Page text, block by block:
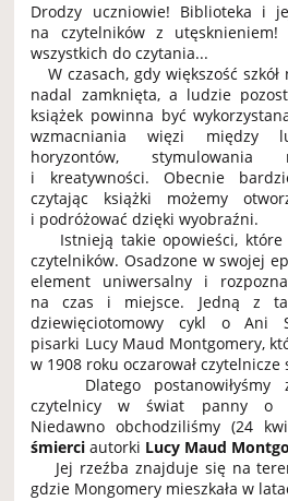
Drodzy uczniowie! Biblioteka i
na czytelników z utęsknieniem!
wszystkich do czytania...
W czasach, gdy większość
nadal zamknięta, a ludzie
książek powinna być
wzmacniania więzi między
horyzontów, stymulowania
i kreatywności. Obecnie
czytając książki możemy
i podróżować dzięki wyobraźni.
Istnieją takie opowieści, które
czytelników. Osadzone w swojej
element uniwersalny i
na czas i miejsce. Jedną z
dziewięciotomowy cykl o Ani
pisarki Lucy Maud Montgomery,
w 1908 roku oczarował czytelnicze
Dlatego postanowiłyśmy
czytelnicy w świat panny o
Niedawno obchodziliśmy (24
śmierci autorki Lucy Maud
Jej rzeźba znajduje się na
gdzie Mongomery mieszkała w